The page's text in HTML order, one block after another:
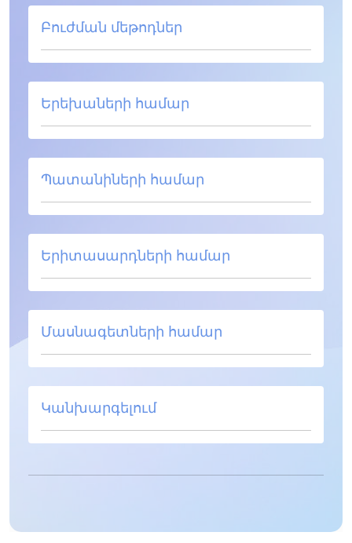
Բուժման մեթոդներ
Երեխաների համար
Պատանիների համար
Երիտասարդների համար
Մասնագետների համար
Կանխարգելում